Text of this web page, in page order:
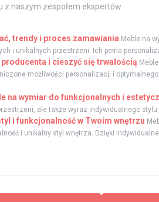
naszym zespołem ekspertów.
trendy i proces zamawiania Meble na
i unikalnych przestrzeni. Ich pełna
i cieszyć się trwałością
możliwości personalizacji i
na wymiar do funkcjonalnych i
ale także wyraz indywidualnego stylu
i funkcjonalność w Twoim wnętrzu
i unikalny styl wnętrza. Dzięki